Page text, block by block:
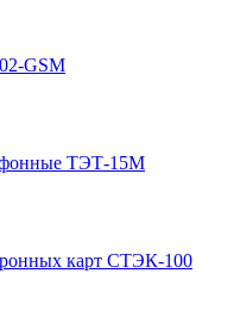
GSM
ТЭТ-15М
карт СТЭК-100